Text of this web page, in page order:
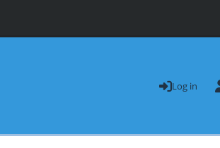
Log in